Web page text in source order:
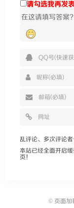
请勾选我再发表
乱评论、多次评论
本站已经全面开启
页！
© 页面加